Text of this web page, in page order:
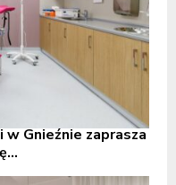
Gnieźnie zaprasza